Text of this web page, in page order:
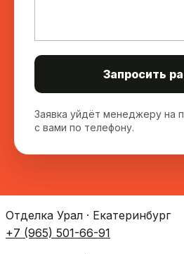
Запросить
Заявка уйдёт менеджеру на
с вами по телефону.
Отделка Урал · Екатеринбург
+7 (965) 501-66-91